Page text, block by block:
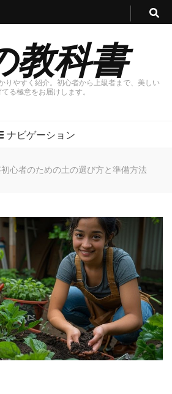
教科書
りやすく紹介。初心者から上級者まで、美しい
る極意をお届けします。
ナビゲーション
心者のための土の選び方と準備方法